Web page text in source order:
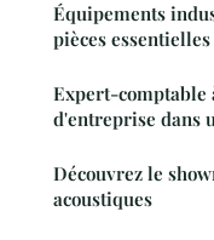
Équipements
pièces essentielles
Expert-comptable
d'entreprise dans
Découvrez le
acoustiques